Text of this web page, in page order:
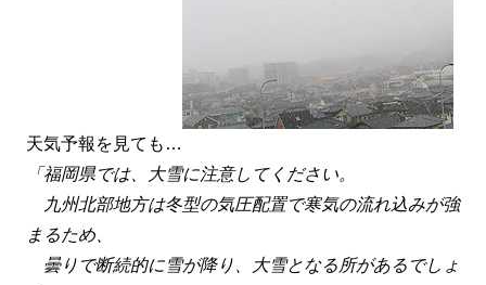
天気予報を見ても…
「福岡県では、大雪に注意してください。
九州北部地方は冬型の気圧配置で寒気の流れ込みが強
まるため、
曇りで断続的に雪が降り、大雪となる所があるでしょ